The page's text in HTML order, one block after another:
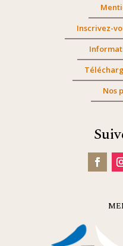
Inscrivez-
Nos